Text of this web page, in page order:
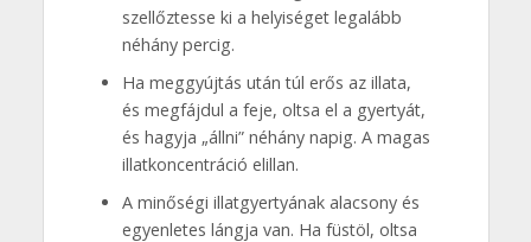
szellőztesse ki a helyiséget legalább
néhány percig.
Ha meggyújtás után túl erős az illata,
és megfájdul a feje, oltsa el a gyertyát,
és hagyja „állni” néhány napig. A magas
illatkoncentráció elillan.
A minőségi illatgyertyának alacsony és
egyenletes lángja van. Ha füstöl, oltsa